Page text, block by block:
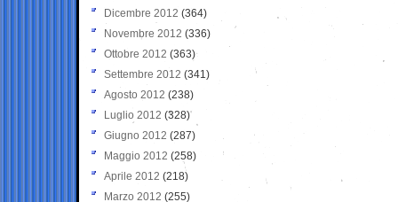
Dicembre 2012 (364)
Novembre 2012 (336)
Ottobre 2012 (363)
Settembre 2012 (341)
Agosto 2012 (238)
Luglio 2012 (328)
Giugno 2012 (287)
Maggio 2012 (258)
Aprile 2012 (218)
Marzo 2012 (255)